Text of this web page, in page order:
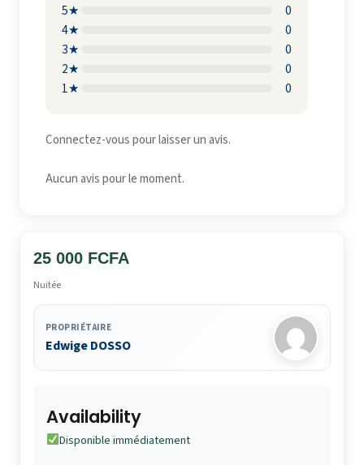
5★
0
4★
0
3★
0
2★
0
1★
0
Connectez-vous pour laisser un avis.
Aucun avis pour le moment.
25 000 FCFA
Nuitée
PROPRIÉTAIRE
Edwige DOSSO
Availability
Disponible immédiatement